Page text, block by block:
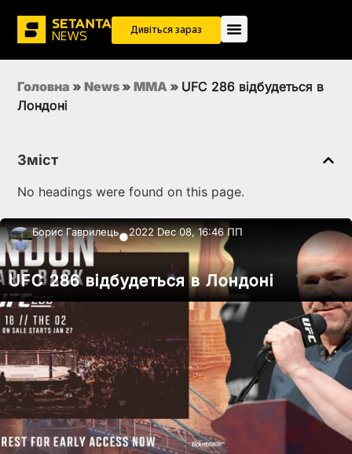
Дивіться зараз
Головна » News » MMA » UFC 286 відбудеться в
Лондоні
Зміст
No headings were found on this page.
Борис Гаврилець●2022 Dec 08, 16:46 ПП
UFC 286 відбудеться в Лондоні